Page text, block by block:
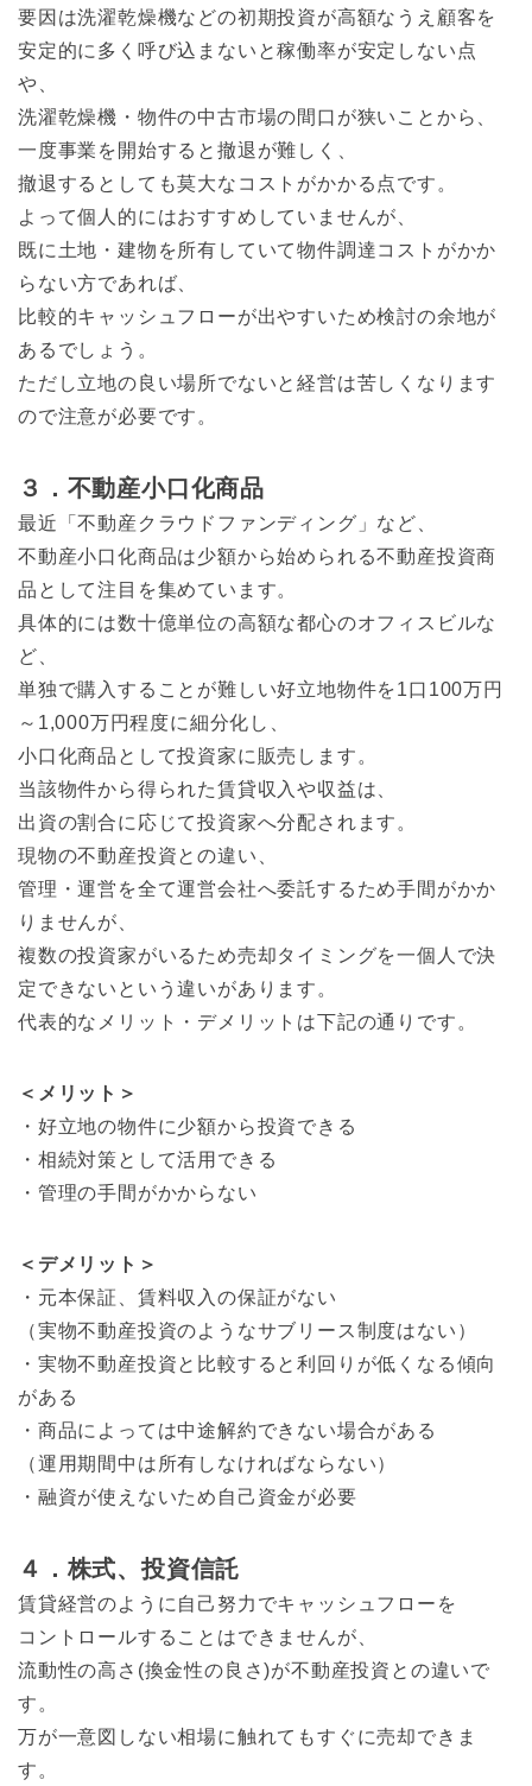
要因は洗濯乾燥機などの初期投資が高額なうえ顧客を
安定的に多く呼び込まないと稼働率が安定しない点
や、
洗濯乾燥機・物件の中古市場の間口が狭いことから、
一度事業を開始すると撤退が難しく、
撤退するとしても莫大なコストがかかる点です。
よって個人的にはおすすめしていませんが、
既に土地・建物を所有していて物件調達コストがかか
らない方であれば、
比較的キャッシュフローが出やすいため検討の余地が
あるでしょう。
ただし立地の良い場所でないと経営は苦しくなります
ので注意が必要です。
３．不動産小口化商品
最近「不動産クラウドファンディング」など、
不動産小口化商品は少額から始められる不動産投資商
品として注目を集めています。
具体的には数十億単位の高額な都心のオフィスビルな
ど、
単独で購入することが難しい好立地物件を1口100万円
～1,000万円程度に細分化し、
小口化商品として投資家に販売します。
当該物件から得られた賃貸収入や収益は、
出資の割合に応じて投資家へ分配されます。
現物の不動産投資との違い、
管理・運営を全て運営会社へ委託するため手間がかか
りませんが、
複数の投資家がいるため売却タイミングを一個人で決
定できないという違いがあります。
代表的なメリット・デメリットは下記の通りです。
＜メリット＞
・好立地の物件に少額から投資できる
・相続対策として活用できる
・管理の手間がかからない
＜デメリット＞
・元本保証、賃料収入の保証がない
（実物不動産投資のようなサブリース制度はない）
・実物不動産投資と比較すると利回りが低くなる傾向
がある
・商品によっては中途解約できない場合がある
（運用期間中は所有しなければならない）
・融資が使えないため自己資金が必要
４．株式、投資信託
賃貸経営のように自己努力でキャッシュフローを
コントロールすることはできませんが、
流動性の高さ(換金性の良さ)が不動産投資との違いで
す。
万が一意図しない相場に触れてもすぐに売却できま
す。